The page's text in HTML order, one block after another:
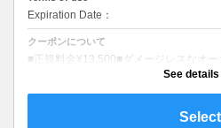
Expiration Date：
クーポンについて
■正規料金¥13,500■ダメージレスなオ
ージを軽減する前処理付き ■所要時間(
See details
Select